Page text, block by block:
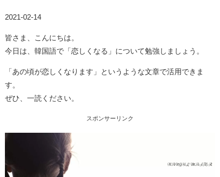
2021-02-14
皆さま、こんにちは。
今日は、韓国語で「恋しくなる」について勉強しましょう。
「あの頃が恋しくなります」というような文章で活用できま
す。
ぜひ、一読ください。
スポンサーリンク